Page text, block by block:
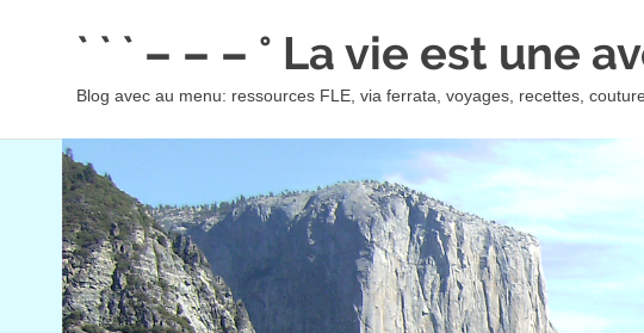
` ` ` – – – ° La vie est une
Blog avec au menu: ressources FLE, via ferrata, voyages, recettes,